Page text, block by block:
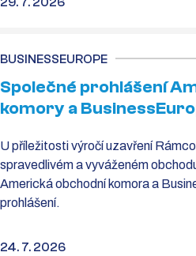
BUSINESSEUROPE
Společné prohlášení
komory a
U příležitosti výročí uzavření
spravedlivém a vyváženém
Americká obchodní komora a
prohlášení.
24. 7. 2026